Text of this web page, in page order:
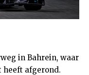
in Bahrein, waar
heeft afgerond.